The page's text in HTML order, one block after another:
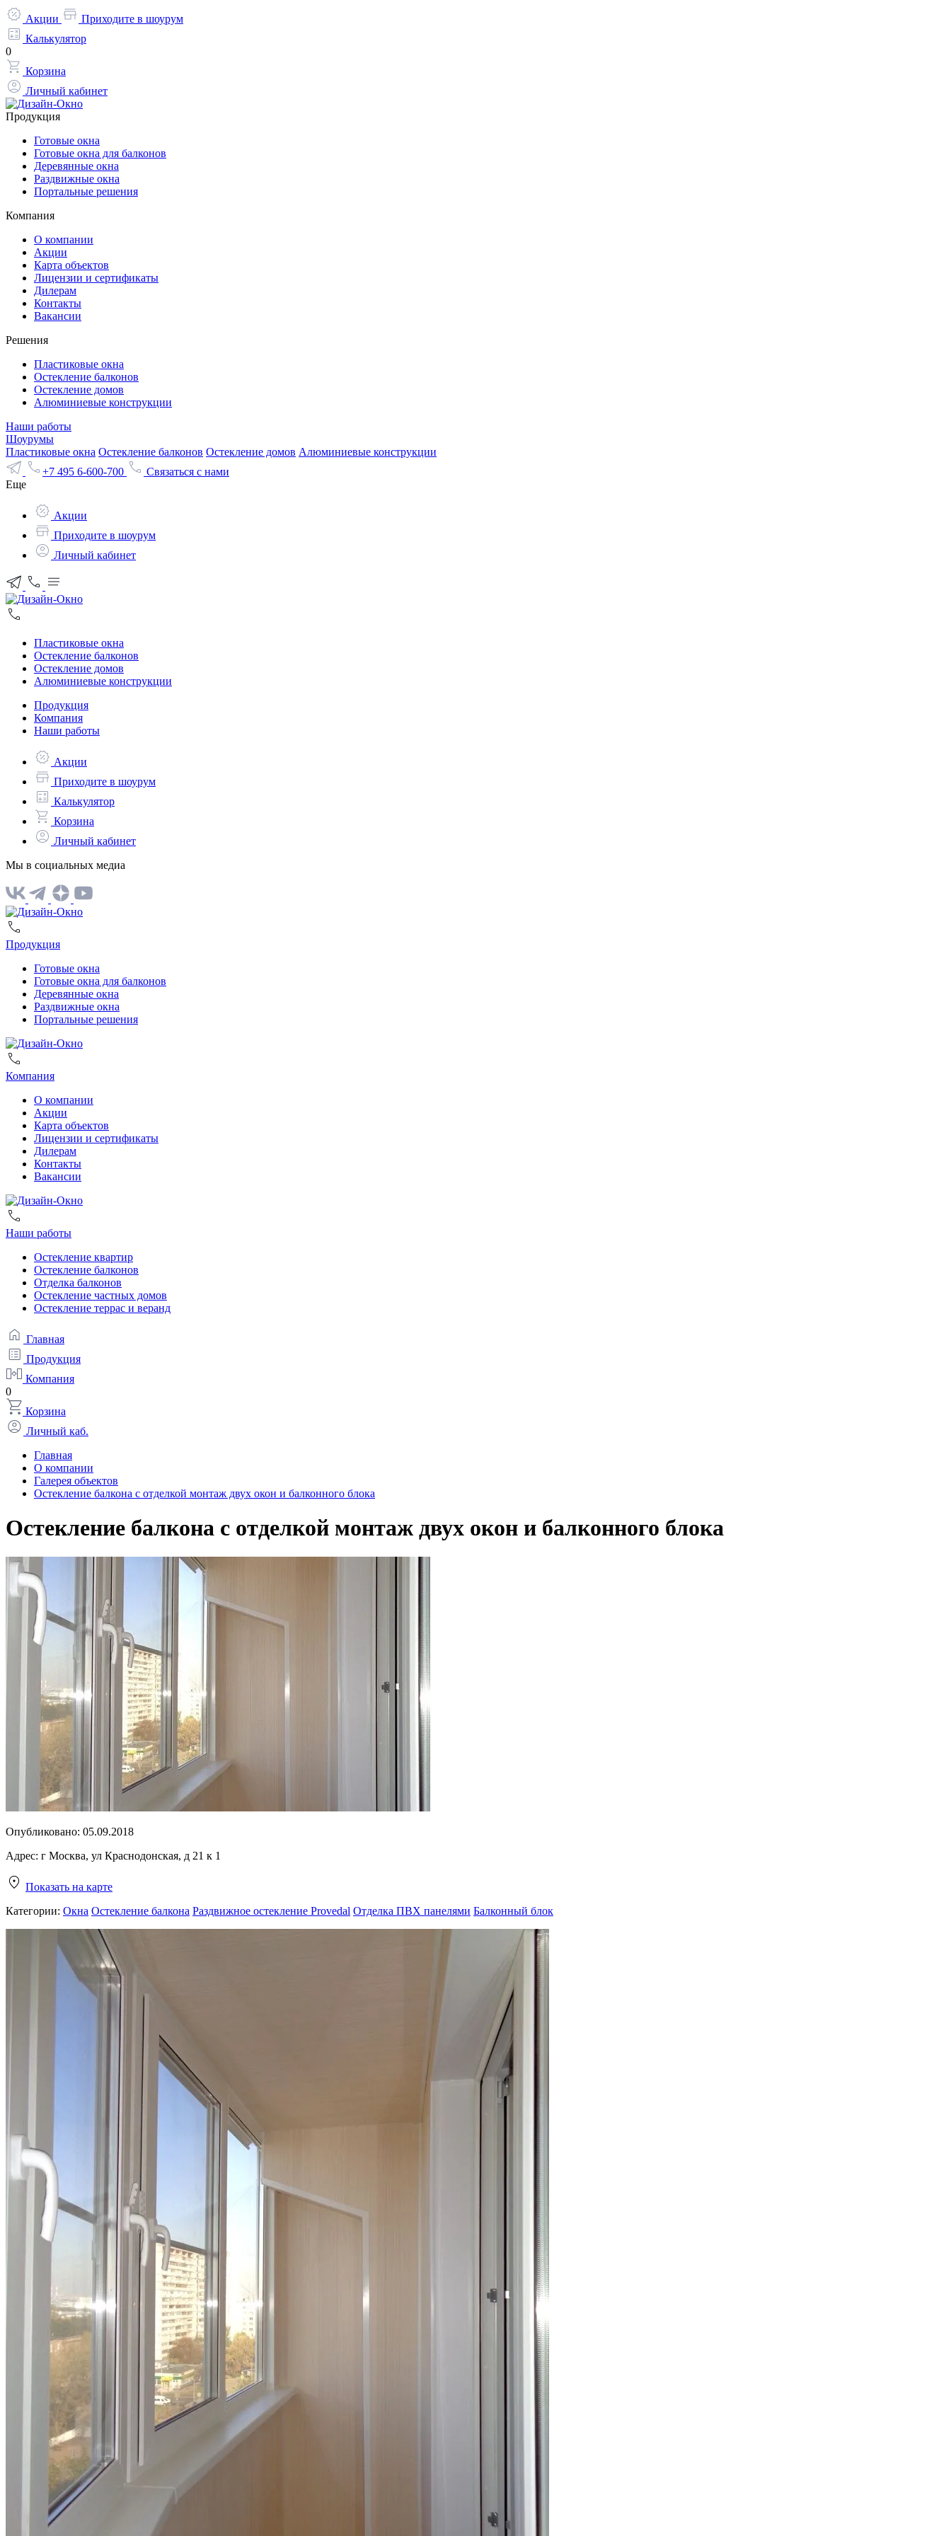
Акции
Приходите в шоурум
Калькулятор
0
Корзина
Личный кабинет
Продукция
Готовые окна
Готовые окна для балконов
Деревянные окна
Раздвижные окна
Портальные решения
Компания
О компании
Акции
Карта объектов
Лицензии и сертификаты
Дилерам
Контакты
Вакансии
Решения
Пластиковые окна
Остекление балконов
Остекление домов
Алюминиевые конструкции
Наши работы
Шоурумы
Пластиковые окна Остекление балконов Остекление домов Алюминиевые конструкции
+7 495 6-600-700
Связаться с нами
Еще
Акции
Приходите в шоурум
Личный кабинет
Пластиковые окна
Остекление балконов
Остекление домов
Алюминиевые конструкции
Продукция
Компания
Наши работы
Акции
Приходите в шоурум
Калькулятор
Корзина
Личный кабинет
Мы в социальных медиа
Продукция
Готовые окна
Готовые окна для балконов
Деревянные окна
Раздвижные окна
Портальные решения
Компания
О компании
Акции
Карта объектов
Лицензии и сертификаты
Дилерам
Контакты
Вакансии
Наши работы
Остекление квартир
Остекление балконов
Отделка балконов
Остекление частных домов
Остекление террас и веранд
Главная
Продукция
Компания
0
Корзина
Личный каб.
Главная
О компании
Галерея объектов
Остекление балкона с отделкой монтаж двух окон и балконного блока
Остекление балкона с отделкой монтаж двух окон и балконного блока
Опубликовано: 05.09.2018
Адрес: г Москва, ул Краснодонская, д 21 к 1
Показать на карте
Категории: Окна Остекление балкона Раздвижное остекление Provedal Отделка ПВХ панелями Балконный блок